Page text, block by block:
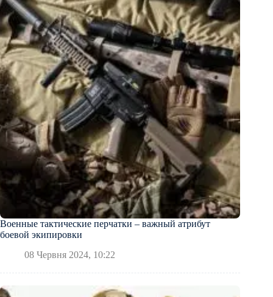
Военные тактические перчатки – важный атрибут
боевой экипировки
08 Червня 2024, 10:22